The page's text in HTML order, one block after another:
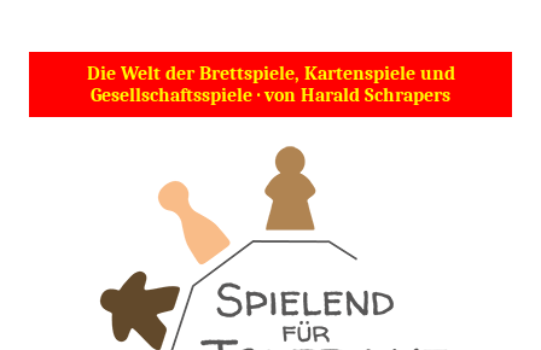
Die Welt der Brettspiele, Kartenspiele und
Gesellschaftsspiele · von Harald Schrapers